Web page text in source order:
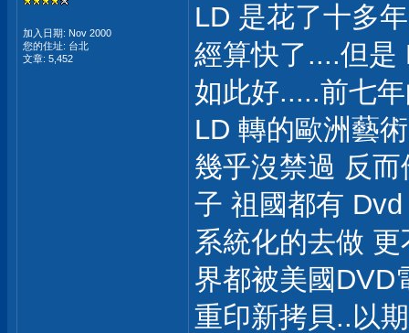
加入日期: Nov 2000
您的住址: 台北
文章: 5,452
LD 是花了十多
經算快了....但是
如此好.....前七
LD 轉的歐洲藝
幾乎沒禁過 反
子 祖國都有
系統化的去做
界都被美國DVD
重印新拷貝..以